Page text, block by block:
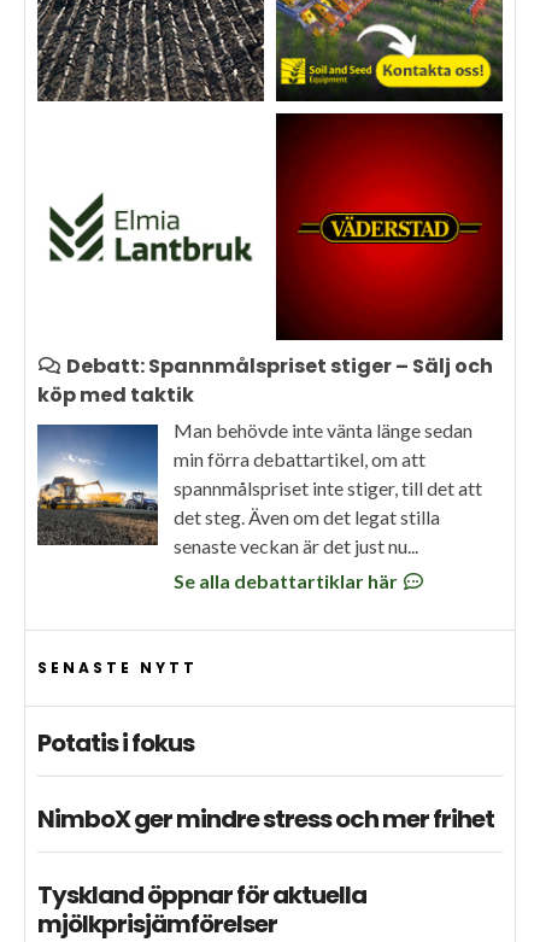
Debatt: Spannmålspriset stiger – Sälj och
köp med taktik
Man behövde inte vänta länge sedan
min förra debattartikel, om att
spannmålspriset inte stiger, till det att
det steg. Även om det legat stilla
senaste veckan är det just nu...
Se alla debattartiklar här
SENASTE NYTT
Potatis i fokus
NimboX ger mindre stress och mer frihet
Tyskland öppnar för aktuella
mjölkprisjämförelser